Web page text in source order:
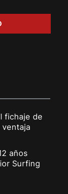
fichaje de
ventaja
años
Surfing